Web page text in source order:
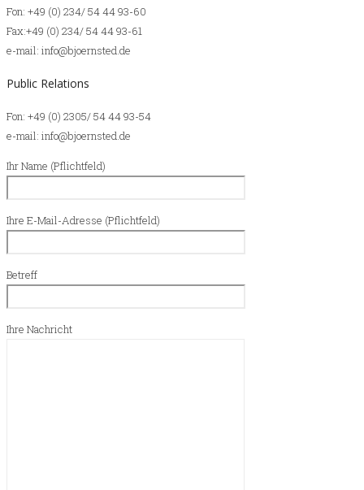
Fon: +49 (0) 234/ 54 44 93-60
Fax:+49 (0) 234/ 54 44 93-61
e-mail: info@bjoernsted.de
Public Relations
Fon: +49 (0) 2305/ 54 44 93-54
e-mail: info@bjoernsted.de
Ihr Name (Pflichtfeld)
Ihre E-Mail-Adresse (Pflichtfeld)
Betreff
Ihre Nachricht